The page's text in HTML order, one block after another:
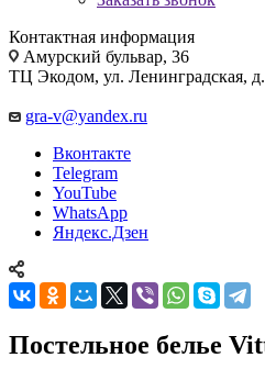
Контактная информация
Амурский бульвар, 36
ТЦ Экодом, ул. Ленинградская,
gra-v@yandex.ru
Вконтакте
Telegram
YouTube
WhatsApp
Яндекс.Дзен
Постельное белье